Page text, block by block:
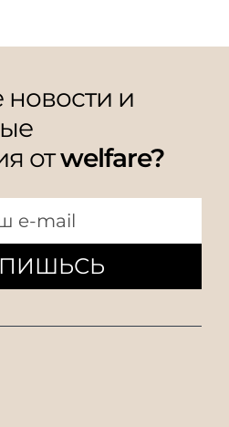
и
отwelfare?